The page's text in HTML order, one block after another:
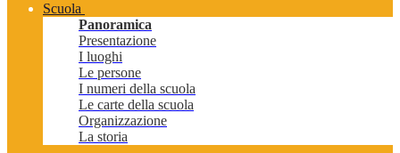
Scuola
Panoramica
Presentazione
I luoghi
Le persone
I numeri della scuola
Le carte della scuola
Organizzazione
La storia